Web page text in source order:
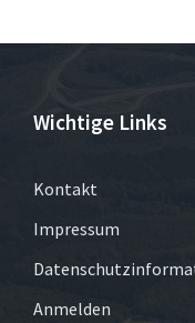
Wichtige Links
Kontakt
Impressum
Anmelden